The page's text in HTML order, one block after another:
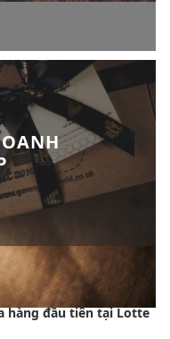
hàng đầu tiên tại Lotte